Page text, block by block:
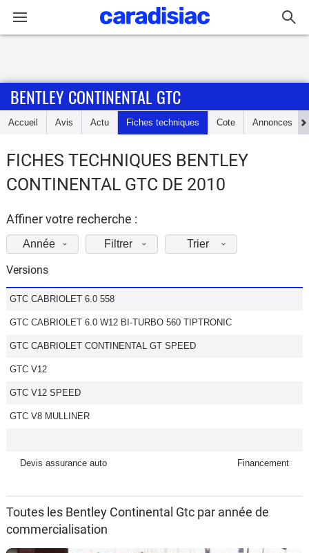
Accueil
Essais
d'achat
Electriques
Utilitaires
Flottes
Auto
Services
Forum
BENTLEY CONTINENTAL GTC
Accueil Avis Actu Fiches techniques Cote Annonces
FICHES TECHNIQUES BENTLEY
CONTINENTAL GTC DE 2010
Affiner votre recherche :
Année Filtrer Trier
Versions
GTC CABRIOLET 6.0 558
GTC CABRIOLET 6.0 W12 BI-TURBO 560 TIPTRONIC
GTC CABRIOLET CONTINENTAL GT SPEED
GTC V12
GTC V12 SPEED
GTC V8 MULLINER
Devis assurance auto Financement
Toutes les Bentley Continental Gtc par année de
commercialisation